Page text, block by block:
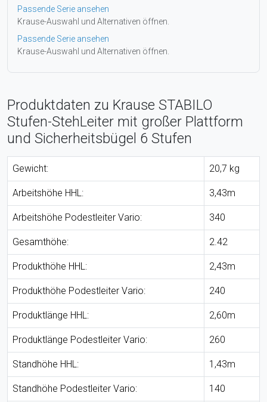
Passende Serie ansehen
Krause-Auswahl und Alternativen öffnen.
Passende Serie ansehen
Krause-Auswahl und Alternativen öffnen.
Produktdaten zu Krause STABILO
Stufen-StehLeiter mit großer Plattform
und Sicherheitsbügel 6 Stufen
Gewicht: 20,7 kg
Arbeitshöhe HHL: 3,43m
Arbeitshöhe Podestleiter Vario: 340
Gesamthöhe: 2.42
Produkthöhe HHL: 2,43m
Produkthöhe Podestleiter Vario: 240
Produktlänge HHL: 2,60m
Produktlänge Podestleiter Vario: 260
Standhöhe HHL: 1,43m
Standhöhe Podestleiter Vario: 140